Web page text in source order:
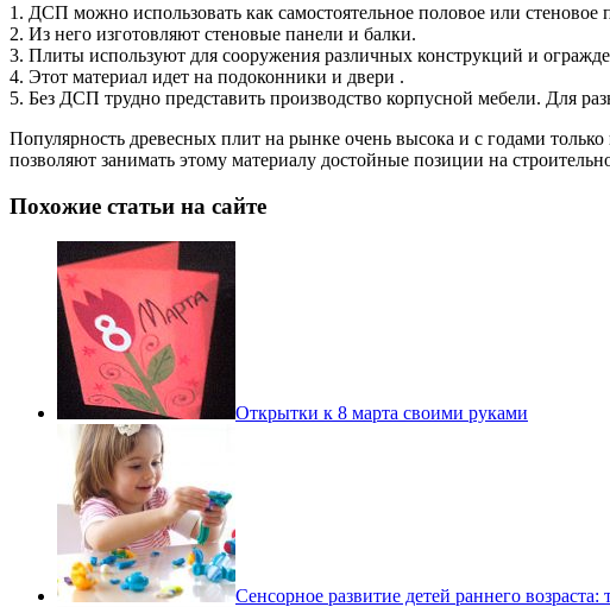
1. ДСП можно использовать как самостоятельное половое или
2. Из него изготовляют стеновые панели и балки.
3. Плиты используют для сооружения различных конструкций и
4. Этот материал идет на подоконники и двери .
5. Без ДСП трудно представить производство корпусной мебели. Для
Популярность древесных плит на рынке очень высока и с годами
позволяют занимать этому материалу достойные позиции на
Похожие статьи на сайте
Открытки к 8 марта своими руками
Сенсорное развитие детей раннего